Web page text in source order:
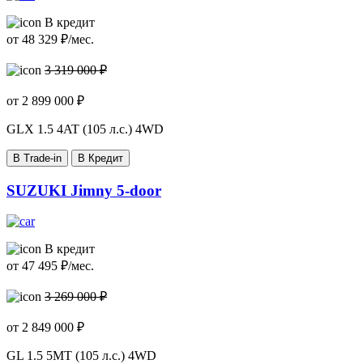
В кредит
от 48 329 ₽/мес.
3 319 000 ₽
от 2 899 000 ₽
GLX 1.5 4AT (105 л.с.) 4WD
В Trade-in В Кредит
SUZUKI Jimny 5-door
В кредит
от 47 495 ₽/мес.
3 269 000 ₽
от 2 849 000 ₽
GL 1.5 5MT (105 л.с.) 4WD